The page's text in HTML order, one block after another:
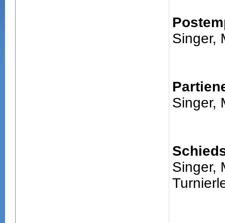
Singer,
Singer,
Singer,